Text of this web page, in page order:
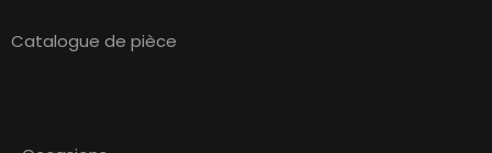
Catalogue de pièce